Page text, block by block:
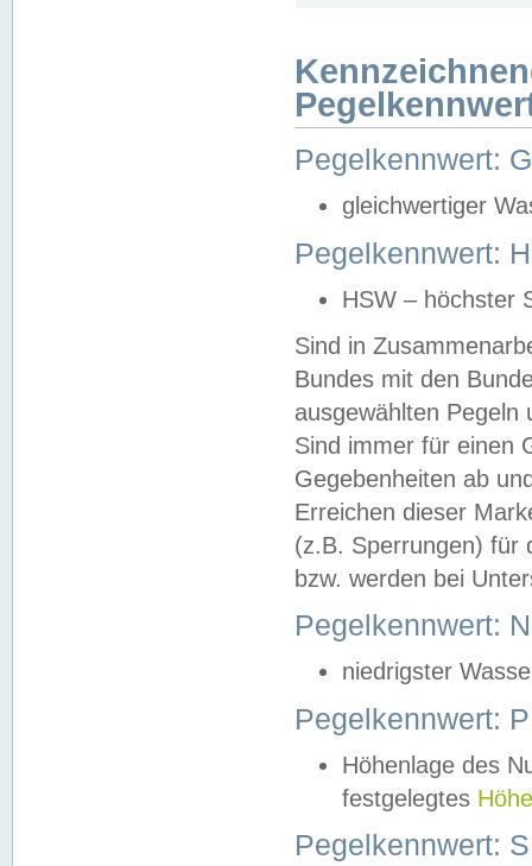
Pegelkennwert:
gleichwertiger
Pegelkennwert:
HSW – höchster
Sind in
Bundes mit den
ausgewählten
Sind immer für einen
Gegebenheiten ab
Erreichen dieser
(z.B. Sperrungen) für
bzw. werden bei
Pegelkennwert:
niedrigster
Pegelkennwert:
Höhenlage des
festgelegtes
Pegelkennwert: